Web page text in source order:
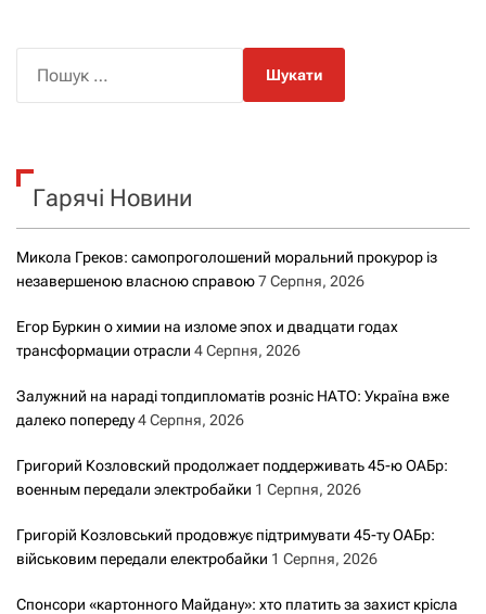
к
Гарячі Новини
Микола Греков: самопроголошений моральний прокурор із
незавершеною власною справою7 Серпня, 2026
Егор Буркин о химии на изломе эпох и двадцати годах
трансформации отрасли 4 Серпня, 2026
Залужний на нараді топдипломатів розніс НАТО: Україна вже
далеко попереду4 Серпня, 2026
Григорий Козловский продолжает поддерживать 45-ю ОАБр:
военным передали электробайки 1 Серпня, 2026
Григорій Козловський продовжує підтримувати 45-ту ОАБр:
військовим передали електробайки 1 Серпня, 2026
Спонсори «картонного Майдану»: хто платить за захист крісла